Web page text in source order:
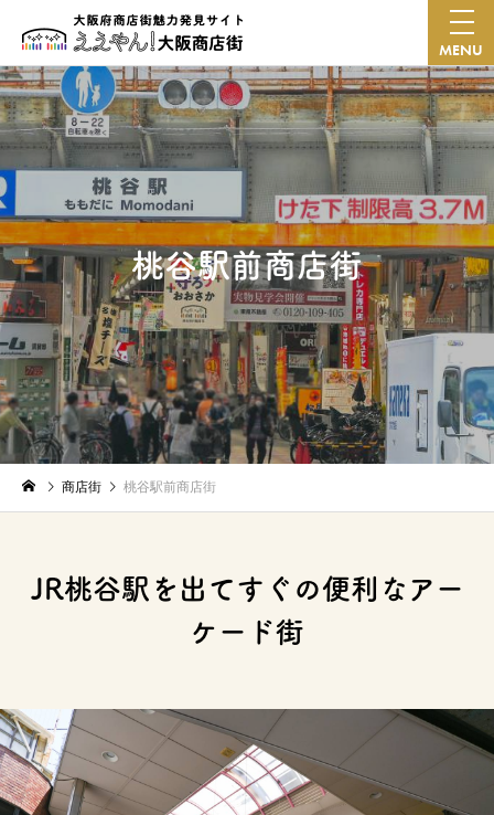
MENU
桃谷駅前商店街
商店街 桃谷駅前商店街
JR桃谷駅を出てすぐの便利なアー
ケード街